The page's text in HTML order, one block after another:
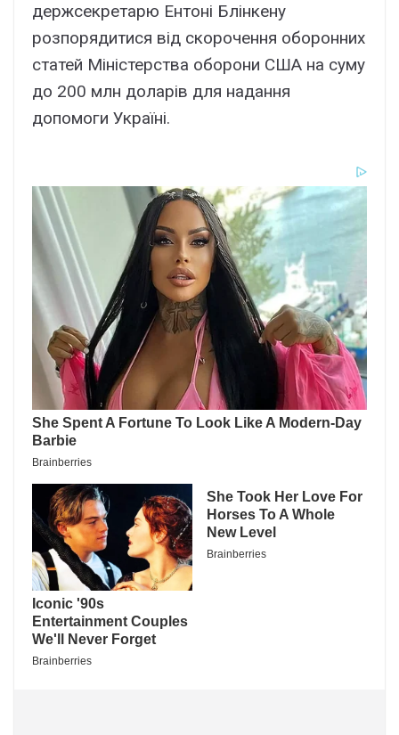
держсекретарю Ентоні Блінкену
розпорядитися від скорочення оборонних
статей Міністерства оборони США на суму
до 200 млн доларів для надання
допомоги Україні.